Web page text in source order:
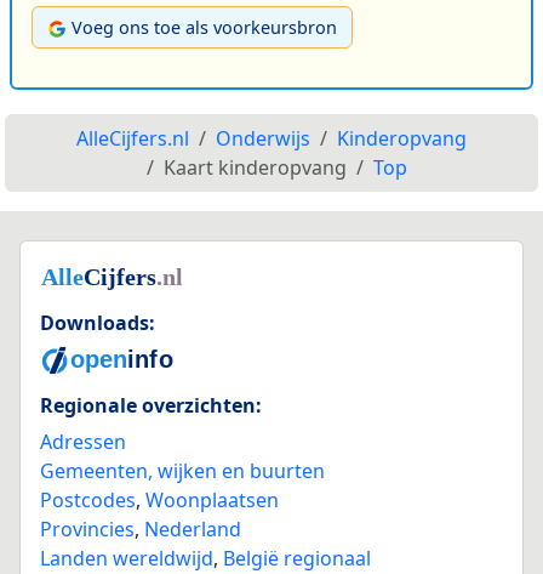
Voeg ons toe als voorkeursbron
AlleCijfers.nl Onderwijs
Kinderopvang
Kaart kinderopvang
Top
Downloads:
Regionale overzichten:
Adressen
Gemeenten, wijken en buurten
Postcodes, Woonplaatsen
Provincies, Nederland
Landen wereldwijd, België regionaal